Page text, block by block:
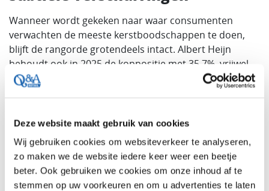
Deze website maakt gebruik van cookies
Wij gebruiken cookies om websiteverkeer te analyseren,
zo maken we de website iedere keer weer een beetje
beter. Ook gebruiken we cookies om onze inhoud af te
stemmen op uw voorkeuren en om u advertenties te laten
Wanneer wordt gekeken naar waar consumenten
verwachten de meeste kerstboodschappen te doen,
blijft de rangorde grotendeels intact. Albert Heijn
behoudt ook in 2025 de koppositie met 35,7%, vrijwel
gelijk aan vorig jaar (35,5%).
groei door en stijgt van 17,5% in 2024 naar 18,4% in
2025, terwijl Jumbo licht daalt van 16,1% naar 15,3%.
Ook ALDI (6,0%), PLUS (5,2%) en Dirk (5,1%) blijven
stabiel vertegenwoordigd, terwijl Picnic (online) verder
groeit van 1,6% naar 2,5%.